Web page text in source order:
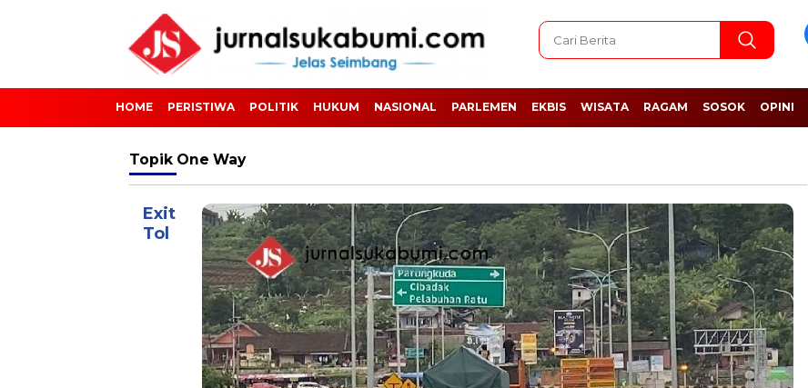
HOME PERISTIWA POLITIK HUKUM NASIONAL PARLEMEN EKBIS WISATA RAGAM SOSOK OPINI
Topik One Way
Exit
Tol